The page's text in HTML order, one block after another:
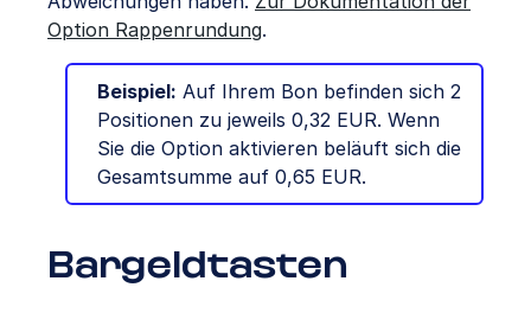
Option Rappenrundung.
Beispiel: Auf Ihrem Bon befinden sich 2
Positionen zu jeweils 0,32 EUR. Wenn
Sie die Option aktivieren beläuft sich die
Gesamtsumme auf 0,65 EUR.
Bargeldtasten